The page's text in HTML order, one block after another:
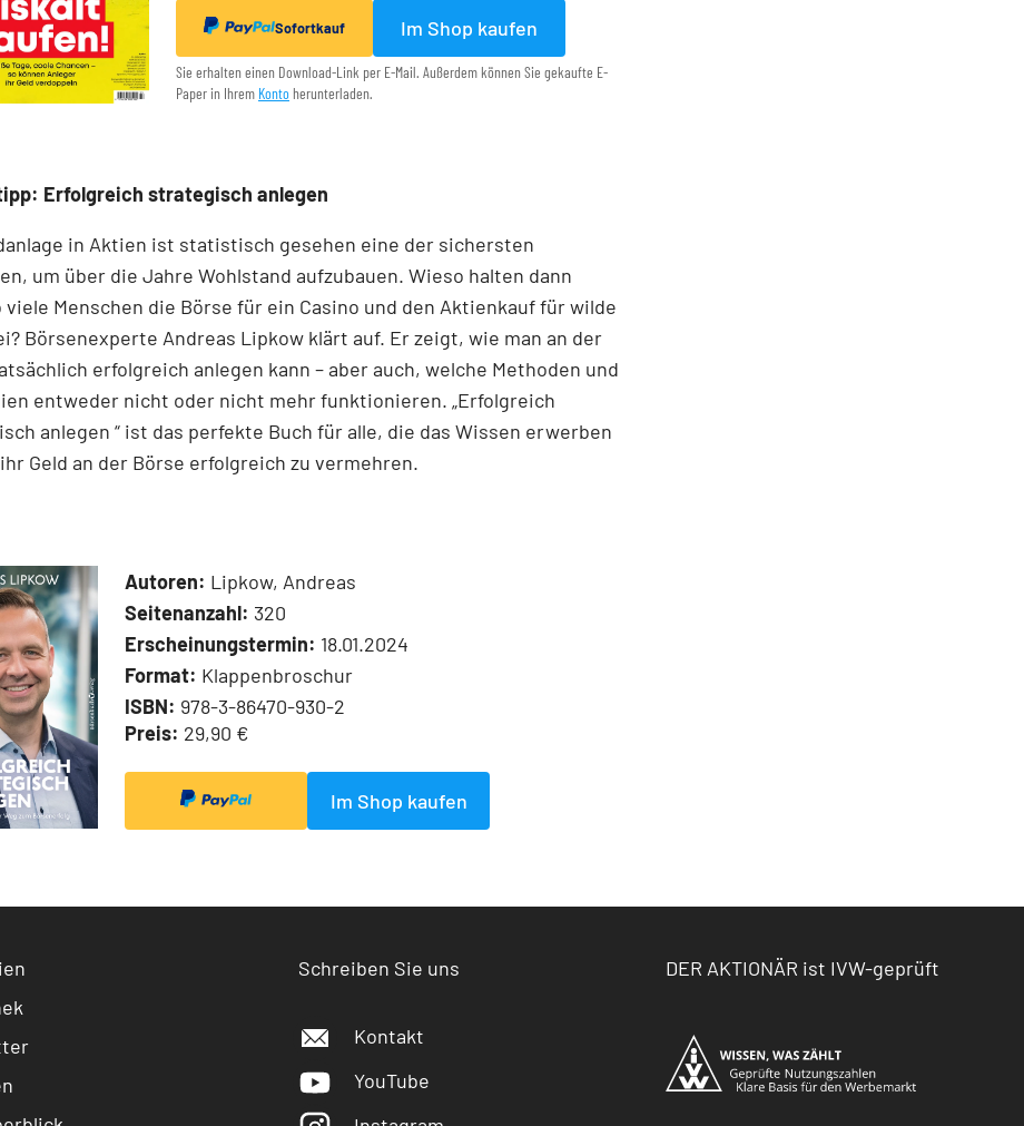
Sofortkauf Im Shop kaufen
Sie erhalten einen Download-Link per E-Mail. Außerdem können Sie gekaufte E-
Paper in Ihrem Konto herunterladen.
Erfolgreich strategisch anlegen
in Aktien ist statistisch gesehen eine der sichersten
um über die Jahre Wohlstand aufzubauen. Wieso halten dann
viele Menschen die Börse für ein Casino und den Aktienkauf für wilde
Börsenexperte Andreas Lipkow klärt auf. Er zeigt, wie man an der
erfolgreich anlegen kann – aber auch, welche Methoden und
entweder nicht oder nicht mehr funktionieren. „Erfolgreich
anlegen “ ist das perfekte Buch für alle, die das Wissen erwerben
Geld an der Börse erfolgreich zu vermehren.
Autoren: Lipkow, Andreas
Seitenanzahl: 320
Erscheinungstermin: 18.01.2024
Format: Klappenbroschur
ISBN: 978-3-86470-930-2
Preis: 29,90 €
Im Shop kaufen
Schreiben Sie uns
Kontakt
YouTube
DER AKTIONÄR ist IVW-geprüft